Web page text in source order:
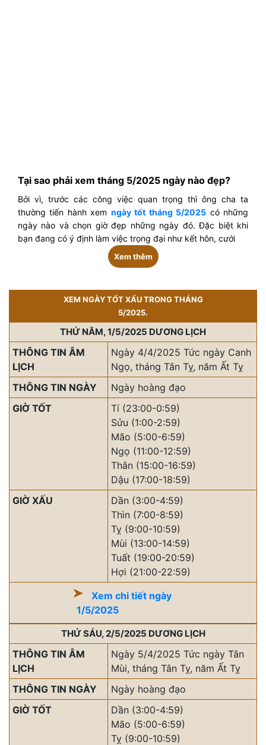
Tại sao phải xem tháng 5/2025 ngày nào đẹp?
Bởi vì, trước các công việc quan trọng thì ông cha ta
thường tiến hành xem ngày tốt tháng 5/2025 có những
ngày nào và chọn giờ đẹp những ngày đó. Đặc biệt khi
bạn đang có ý định làm việc trọng đại như kết hôn, cưới
Xem thêm
XEM NGÀY TỐT XẤU TRONG THÁNG
5/2025.
THỨ NĂM, 1/5/2025 DƯƠNG LỊCH
THÔNG TIN ÂM
LỊCH
Ngày 4/4/2025 Tức ngày Canh
Ngọ, tháng Tân Tỵ, năm Ất Tỵ
THÔNG TIN NGÀY
Ngày hoàng đạo
GIỜ TỐT
Tí (23:00-0:59)
Sửu (1:00-2:59)
Mão (5:00-6:59)
Ngọ (11:00-12:59)
Thân (15:00-16:59)
Dậu (17:00-18:59)
GIỜ XẤU
Dần (3:00-4:59)
Thìn (7:00-8:59)
Tỵ (9:00-10:59)
Mùi (13:00-14:59)
Tuất (19:00-20:59)
Hợi (21:00-22:59)
Xem chi tiết ngày
1/5/2025
THỨ SÁU, 2/5/2025 DƯƠNG LỊCH
THÔNG TIN ÂM
LỊCH
Ngày 5/4/2025 Tức ngày Tân
Mùi, tháng Tân Tỵ, năm Ất Tỵ
THÔNG TIN NGÀY
Ngày hoàng đạo
GIỜ TỐT
Dần (3:00-4:59)
Mão (5:00-6:59)
Tỵ (9:00-10:59)